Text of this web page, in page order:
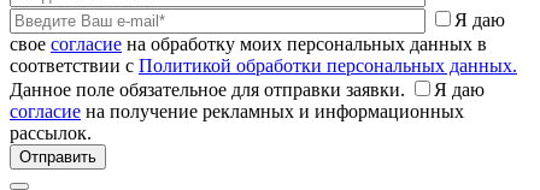
Я даю
свое согласие на обработку моих персональных данных в
соответствии с Политикой обработки персональных данных.
Данное поле обязательное для отправки заявки.
Я даю
согласие на получение рекламных и информационных
рассылок.